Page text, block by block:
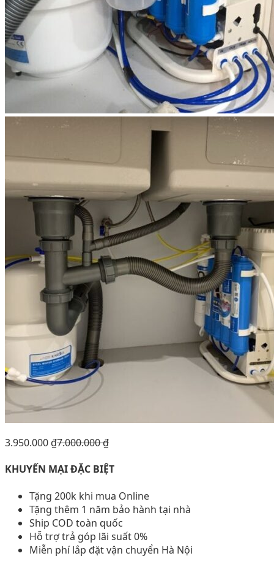
3.950.000 ₫7.000.000₫
KHUYẾN MẠI ĐẶC BIỆT
Tặng 200k khi mua Online
Tặng thêm 1 năm bảo hành tại nhà
Ship COD toàn quốc
Hỗ trợ trả góp lãi suất 0%
Miễn phí lắp đặt vận chuyển Hà Nội